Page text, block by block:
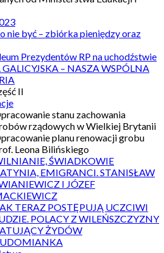
nie być – zbiórka pieniędzy oraz
Prezydentów RP na uchodźstwie
GALICYJSKA – NASZA WSPÓLNA
II
stanu zachowania
rządowych w Wielkiej Brytanii
planu renowacji grobu
Leona Bilińskiego
ŚWIADKOWIE
EMIGRANCI. STANISŁAW
I JÓZEF
TERAZ POSTĘPUJĄ UCZCIWI
POLACY Z WILEŃSZCZYZNY
ŻYDÓW